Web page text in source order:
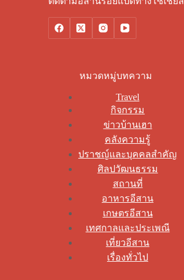
หมวดหมู่บทความ
Travel
กิจกรรม
ข่าวบ้านเฮา
คลังความรู้
ปราชญ์และบุคคลสำคัญ
ศิลปวัฒนธรรม
สถานที่
อาหารอีสาน
เกษตรอีสาน
เทศกาลและประเพณี
เที่ยวอีสาน
เรื่องทั่วไป